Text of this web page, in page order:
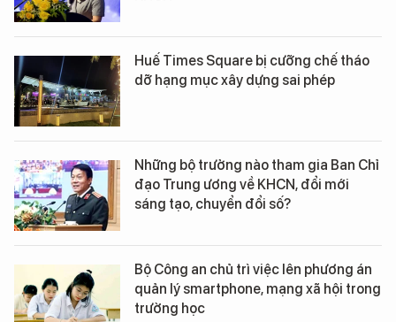
Huế Times Square bị cưỡng chế tháo
dỡ hạng mục xây dựng sai phép
Những bộ trưởng nào tham gia Ban Chỉ
đạo Trung ương về KHCN, đổi mới
sáng tạo, chuyển đổi số?
Bộ Công an chủ trì việc lên phương án
quản lý smartphone, mạng xã hội trong
trường học